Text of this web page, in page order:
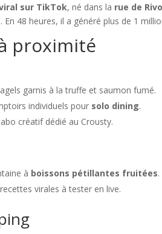
sur TikTok, né dans la rue de
48 heures, il a généré plus de 1
proximité
garnis à la truffe et saumon fumé.
individuels pour solo dining.
créatif dédié au Crousty.
à boissons pétillantes fruitées.
virales à tester en live.